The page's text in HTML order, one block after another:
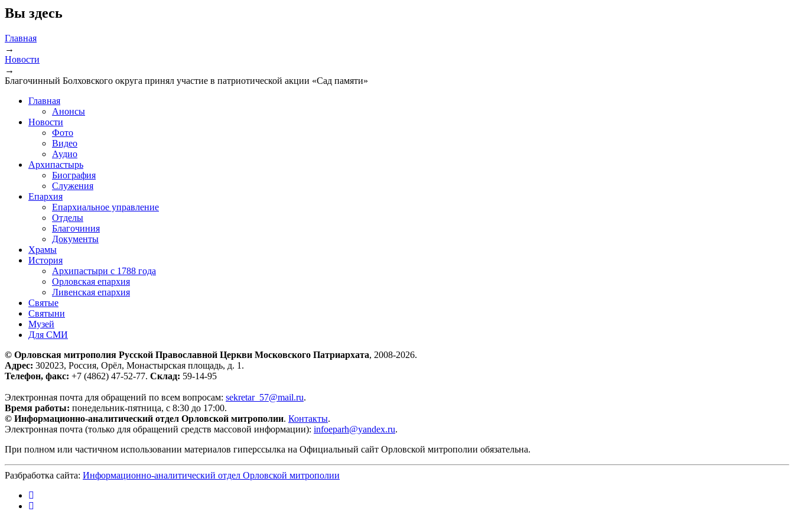
Вы здесь
Главная
→
Новости
→
Благочинный Болховского округа принял участие в патриотической акции «Сад памяти»
Главная
Анонсы
Новости
Фото
Видео
Аудио
Архипастырь
Биография
Служения
Епархия
Епархиальное управление
Отделы
Благочиния
Документы
Храмы
История
Архипастыри с 1788 года
Орловская епархия
Ливенская епархия
Святые
Святыни
Музей
Для СМИ
© Орловская митрополия Русской Православной Церкви Московского Патриархата, 2008-2026.
Адрес: 302023, Россия, Орёл, Монастырская площадь, д. 1.
Телефон, факс: +7 (4862) 47-52-77. Склад: 59-14-95
Электронная почта для обращений по всем вопросам: sekretar_57@mail.ru.
Время работы: понедельник-пятница, с 8:30 до 17:00.
© Информационно-аналитический отдел Орловской митрополии. Контакты.
Электронная почта (только для обращений средств массовой информации): infoeparh@yandex.ru.
При полном или частичном использовании материалов гиперссылка на Официальный сайт Орловской митрополии обязательна.
Разбработка сайта: Информационно-аналитический отдел Орловской митрополии